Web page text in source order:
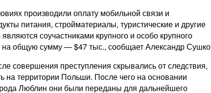
производили оплату мобильной связи и
питания, стройматериалы, туристические и другие
соучастниками крупного и особо крупного
общую сумму — $47 тыс., сообщает Александр Сушко
совершения преступления скрывались от следствия,
на территории Польши. После чего на основании
Люблин они были переданы для дальнейшего